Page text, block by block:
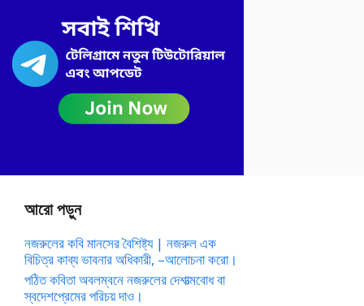
আরো পড়ুন
নজরুলের কবি মানসের বৈশিষ্ট্য | নজরুল এক
বিচিত্র কাব্য ভাবনার অধিকারী, –আলোচনা করো।
পঠিত কবিতা অবলম্বনে নজরুলের দেশাত্মবোধ বা
স্বদেশপ্রেমের পরিচয় দাও।